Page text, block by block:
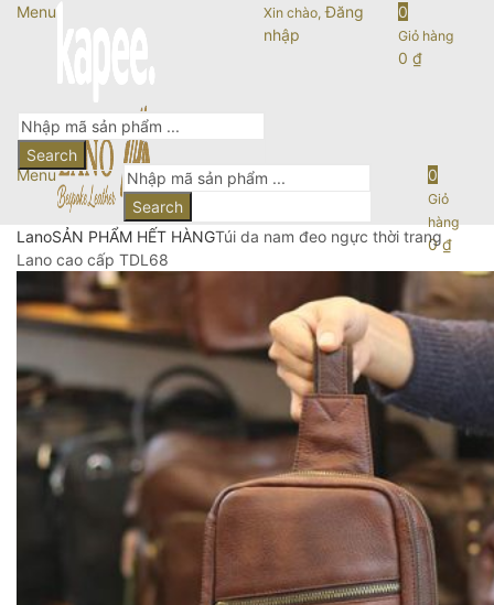
Menu Xin chào, Đăng
nhập
0
Giỏ hàng
0 ₫
Search
Menu
Search
0
Giỏ
hàng
0₫
LanoSẢN PHẨM HẾT HÀNGTúi da nam đeo ngực thời trang
Lano cao cấp TDL68